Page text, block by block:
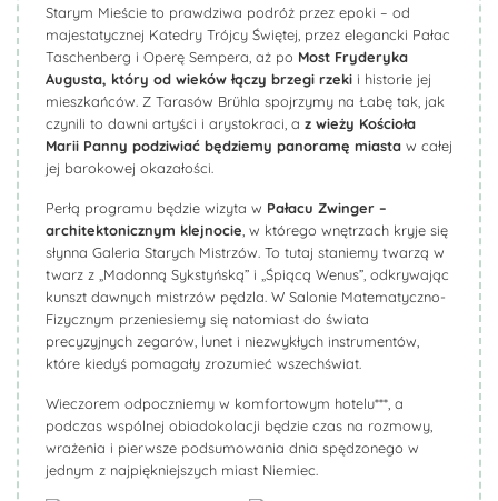
Starym Mieście to prawdziwa podróż przez epoki – od
majestatycznej Katedry Trójcy Świętej, przez elegancki Pałac
Taschenberg i Operę Sempera, aż po Most Fryderyka
Augusta, który od wieków łączy brzegi rzeki i historie jej
mieszkańców. Z Tarasów Brühla spojrzymy na Łabę tak, jak
czynili to dawni artyści i arystokraci, a z wieży Kościoła
Marii Panny podziwiać będziemy panoramę miasta w całej
jej barokowej okazałości.
Perłą programu będzie wizyta w Pałacu Zwinger –
architektonicznym klejnocie , w którego wnętrzach kryje się
słynna Galeria Starych Mistrzów. To tutaj staniemy twarzą w
twarz z „Madonną Sykstyńską” i „Śpiącą Wenus”, odkrywając
kunszt dawnych mistrzów pędzla. W Salonie Matematyczno-
Fizycznym przeniesiemy się natomiast do świata
precyzyjnych zegarów, lunet i niezwykłych instrumentów,
które kiedyś pomagały zrozumieć wszechświat.
Wieczorem odpoczniemy w komfortowym hotelu***, a
podczas wspólnej obiadokolacji będzie czas na rozmowy,
wrażenia i pierwsze podsumowania dnia spędzonego w
jednym z najpiękniejszych miast Niemiec.